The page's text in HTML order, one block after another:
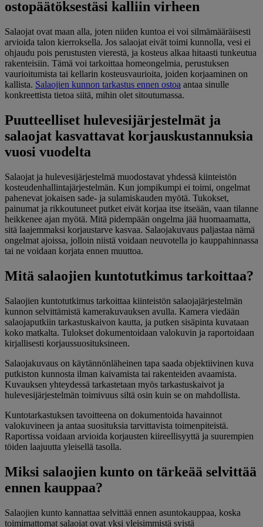
ostopäätöksestäsi kalliin virheen
Salaojat ovat maan alla, joten niiden kuntoa ei voi silmämääräisesti
arvioida talon kierroksella. Jos salaojat eivät toimi kunnolla, vesi ei
ohjaudu pois perustusten vierestä, ja kosteus alkaa hitaasti tunkeutua
rakenteisiin. Tämä voi tarkoittaa homeongelmia, perustuksen
vaurioitumista tai kellarin kosteusvaurioita, joiden korjaaminen on
kallista. Salaojien kunnon tarkastus ennen ostoa antaa sinulle
konkreettista tietoa siitä, mihin olet sitoutumassa.
Puutteelliset hulevesijärjestelmät ja
salaojat kasvattavat korjauskustannuksia
vuosi vuodelta
Salaojat ja hulevesijärjestelmä muodostavat yhdessä kiinteistön
kosteudenhallintajärjestelmän. Kun jompikumpi ei toimi, ongelmat
pahenevat jokaisen sade- ja sulamiskauden myötä. Tukokset,
painumat ja rikkoutuneet putket eivät korjaa itse itseään, vaan tilanne
heikkenee ajan myötä. Mitä pidempään ongelma jää huomaamatta,
sitä laajemmaksi korjaustarve kasvaa. Salaojakuvaus paljastaa nämä
ongelmat ajoissa, jolloin niistä voidaan neuvotella jo kauppahinnassa
tai ne voidaan korjata ennen muuttoa.
Mitä salaojien kuntotutkimus tarkoittaa?
Salaojien kuntotutkimus tarkoittaa kiinteistön salaojajärjestelmän
kunnon selvittämistä kamerakuvauksen avulla. Kamera viedään
salaojaputkiin tarkastuskaivon kautta, ja putken sisäpinta kuvataan
koko matkalta. Tulokset dokumentoidaan valokuvin ja raportoidaan
kirjallisesti korjaussuosituksineen.
Salaojakuvaus on käytännönläheinen tapa saada objektiivinen kuva
putkiston kunnosta ilman kaivamista tai rakenteiden avaamista.
Kuvauksen yhteydessä tarkastetaan myös tarkastuskaivot ja
hulevesijärjestelmän toimivuus siltä osin kuin se on mahdollista.
Kuntotarkastuksen tavoitteena on dokumentoida havainnot
valokuvineen ja antaa suosituksia tarvittavista toimenpiteistä.
Raportissa voidaan arvioida korjausten kiireellisyyttä ja suurempien
töiden laajuutta yleisellä tasolla.
Miksi salaojien kunto on tärkeää selvittää
ennen kauppaa?
Salaojien kunto kannattaa selvittää ennen asuntokauppaa, koska
toimimattomat salaojat ovat yksi yleisimmistä syistä